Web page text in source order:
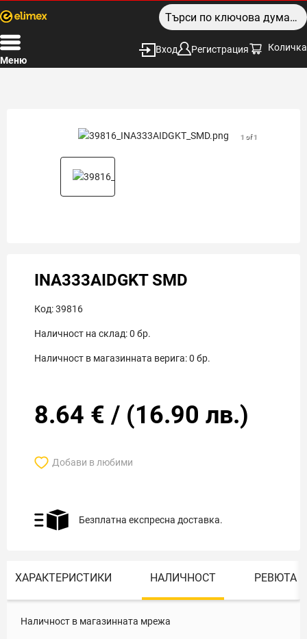
Меню
Вход Регистрация Количка
1 of 1
INA333AIDGKT SMD
Код:39816
Наличност на склад:0 бр.
Наличност в магазинната верига:0 бр.
8.64 € / (16.90 лв.)
Добави в любими
Безплатна експресна доставка.
ХАРАКТЕРИСТИКИ НАЛИЧНОСТ РЕВЮТА
Наличност в магазинната мрежа